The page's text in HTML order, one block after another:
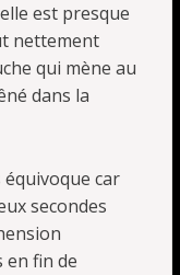
est presque
nettement
qui mène au
dans la
car
secondes
en fin de